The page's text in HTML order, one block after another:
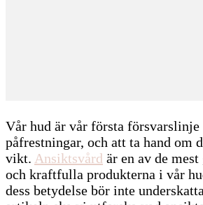
Vår hud är vår första
påfrestningar, och att ta hand om
vikt. Ansiktsvård är en av de
och kraftfulla produkterna i vår
dess betydelse bör inte